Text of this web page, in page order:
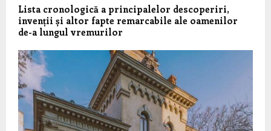
Lista cronologică a principalelor descoperiri,
invenții și altor fapte remarcabile ale oamenilor
de-a lungul vremurilor